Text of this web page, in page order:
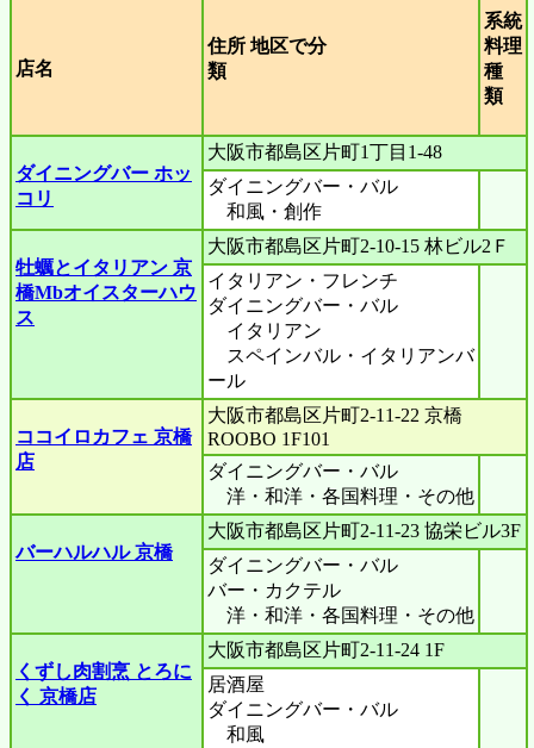
店名
住所 地区で分
類
系統
料理
種
類
ダイニングバー ホッ
コリ
大阪市都島区片町1丁目1-48
ダイニングバー・バル
和風・創作
牡蠣とイタリアン 京
橋Mbオイスターハウ
ス
大阪市都島区片町2-10-15 林ビル2Ｆ
イタリアン・フレンチ
ダイニングバー・バル
イタリアン
スペインバル・イタリアンバ
ール
ココイロカフェ 京橋
店
大阪市都島区片町2-11-22 京橋
ROOBO 1F101
ダイニングバー・バル
洋・和洋・各国料理・その他
バーハルハル 京橋
大阪市都島区片町2-11-23 協栄ビル3F
ダイニングバー・バル
バー・カクテル
洋・和洋・各国料理・その他
くずし肉割烹 とろに
く 京橋店
大阪市都島区片町2-11-24 1F
居酒屋
ダイニングバー・バル
和風